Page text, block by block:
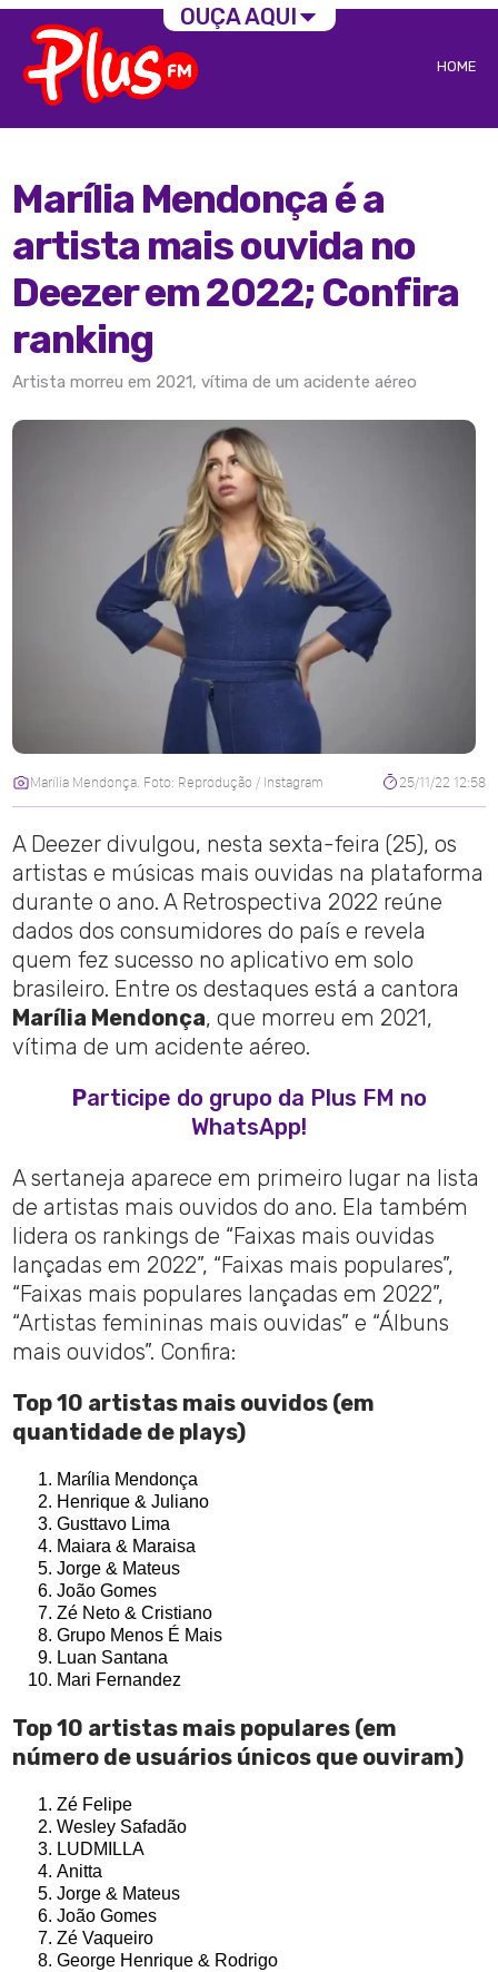
HOME
Marília Mendonça é a
artista mais ouvida no
Deezer em 2022; Confira
ranking
Artista morreu em 2021, vítima de um acidente aéreo
Marília Mendonça. Foto: Reprodução / Instagram 25/11/22 12:58
A Deezer divulgou, nesta sexta-feira (25), os
artistas e músicas mais ouvidas na plataforma
durante o ano. A Retrospectiva 2022 reúne
dados dos consumidores do país e revela
quem fez sucesso no aplicativo em solo
brasileiro. Entre os destaques está a cantora
Marília Mendonça, que morreu em 2021,
vítima de um acidente aéreo.
Participe do grupo da Plus FM no
WhatsApp!
A sertaneja aparece em primeiro lugar na lista
de artistas mais ouvidos do ano. Ela também
lidera os rankings de “Faixas mais ouvidas
lançadas em 2022”, “Faixas mais populares”,
“Faixas mais populares lançadas em 2022”,
“Artistas femininas mais ouvidas” e “Álbuns
mais ouvidos”. Confira:
Top 10 artistas mais ouvidos (em
quantidade de plays)
Marília Mendonça
Henrique & Juliano
Gusttavo Lima
Maiara & Maraisa
Jorge & Mateus
João Gomes
Zé Neto & Cristiano
Grupo Menos É Mais
Luan Santana
Mari Fernandez
Top 10 artistas mais populares (em
número de usuários únicos que ouviram)
Zé Felipe
Wesley Safadão
LUDMILLA
Anitta
Jorge & Mateus
João Gomes
Zé Vaqueiro
George Henrique & Rodrigo
OUÇA AQUI